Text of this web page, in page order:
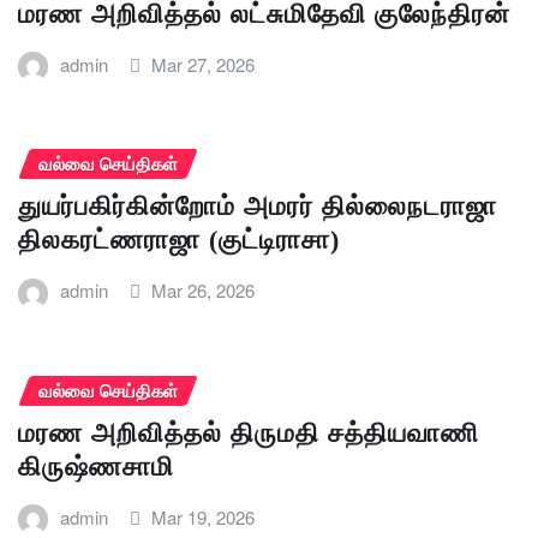
மரண அறிவித்தல் லட்சுமிதேவி குலேந்திரன்
admin Mar 27, 2026
வல்வை செய்திகள்
துயர்பகிர்கின்றோம் அமரர் தில்லைநடராஜா
திலகரட்ணராஜா (குட்டிராசா)
admin Mar 26, 2026
வல்வை செய்திகள்
மரண அறிவித்தல் திருமதி சத்தியவாணி
கிருஷ்ணசாமி
admin Mar 19, 2026